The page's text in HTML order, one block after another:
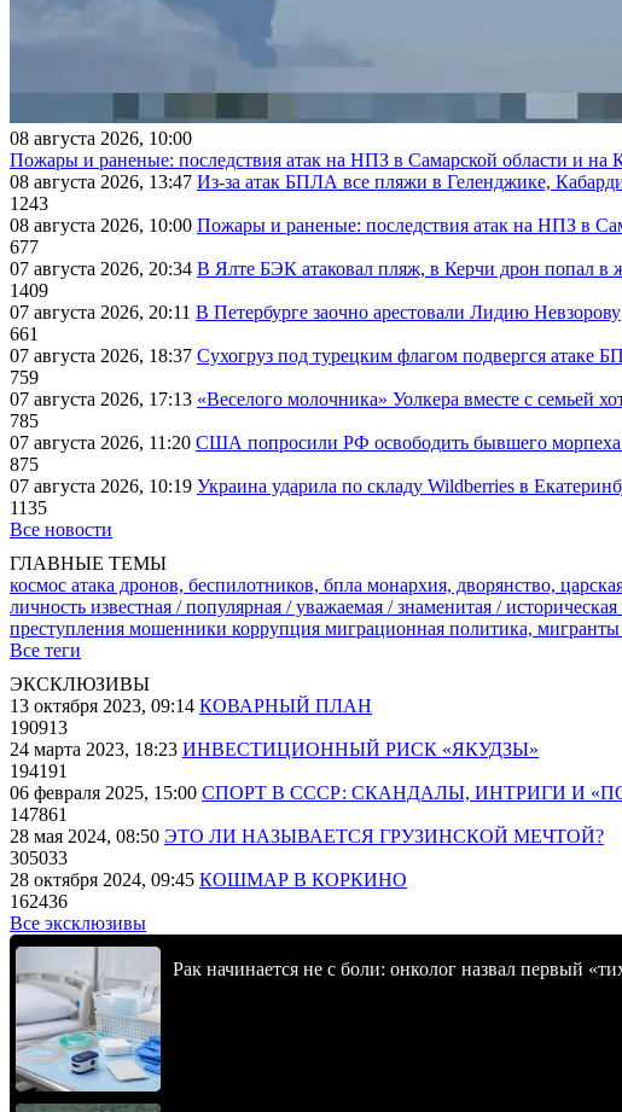
08 августа 2026, 10:00
Пожары и раненые: последствия атак на НПЗ в Самарской области и на
08 августа 2026, 13:47 Из-за атак БПЛА все пляжи в Геленджике,
1243
08 августа 2026, 10:00 Пожары и раненые: последствия атак на НПЗ в
677
07 августа 2026, 20:34 В Ялте БЭК атаковал пляж, в Керчи дрон попал в
1409
07 августа 2026, 20:11 В Петербурге заочно арестовали Лидию Невзорову
661
07 августа 2026, 18:37 Сухогруз под турецким флагом подвергся атаке
759
07 августа 2026, 17:13 «Веселого молочника» Уолкера вместе с семьей
785
07 августа 2026, 11:20 США попросили РФ освободить бывшего морпеха
875
07 августа 2026, 10:19 Украина ударила по складу Wildberries в
1135
Все новости
ГЛАВНЫЕ ТЕМЫ
космос атака дронов, беспилотников, бпла монархия, дворянство,
личность известная / популярная / уважаемая / знаменитая / историческая
преступления мошенники коррупция миграционная политика, мигранты
Все теги
ЭКСКЛЮЗИВЫ
13 октября 2023, 09:14 КОВАРНЫЙ ПЛАН
190913
24 марта 2023, 18:23 ИНВЕСТИЦИОННЫЙ РИСК «ЯКУДЗЫ»
194191
06 февраля 2025, 15:00 СПОРТ В СССР: СКАНДАЛЫ, ИНТРИГИ И
147861
28 мая 2024, 08:50 ЭТО ЛИ НАЗЫВАЕТСЯ ГРУЗИНСКОЙ МЕЧТОЙ?
305033
28 октября 2024, 09:45 КОШМАР В КОРКИНО
162436
Все эксклюзивы
Рак начинается не с боли: онколог назвал первый